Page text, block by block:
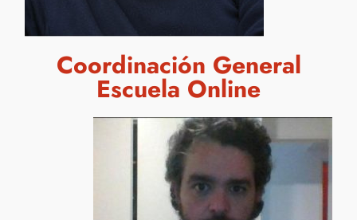
Coordinación General
Escuela Online